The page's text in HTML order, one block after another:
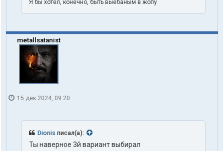
Я бы хотел, конечно, быть выебаным в жопу
metallsatanist
15 дек 2024, 09:20
Dionis писал(а):
Ты наверное 3й вариант выбирал